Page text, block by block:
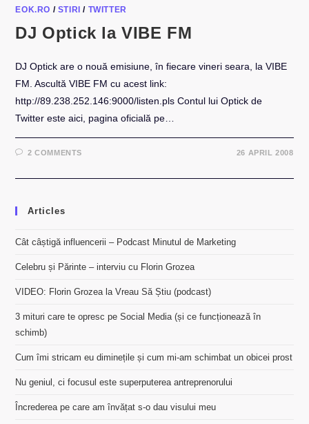
EOK.RO / STIRI / TWITTER
DJ Optick la VIBE FM
DJ Optick are o nouă emisiune, în fiecare vineri seara, la VIBE
FM. Ascultă VIBE FM cu acest link:
http://89.238.252.146:9000/listen.pls Contul lui Optick de
Twitter este aici, pagina oficială pe…
2 COMMENTS 26 APRIL 2008
Articles
Cât câștigă influencerii – Podcast Minutul de Marketing
Celebru și Părinte – interviu cu Florin Grozea
VIDEO: Florin Grozea la Vreau Să Știu (podcast)
3 mituri care te opresc pe Social Media (și ce funcționează în
schimb)
Cum îmi stricam eu diminețile și cum mi-am schimbat un obicei prost
Nu geniul, ci focusul este superputerea antreprenorului
Încrederea pe care am învățat s-o dau visului meu